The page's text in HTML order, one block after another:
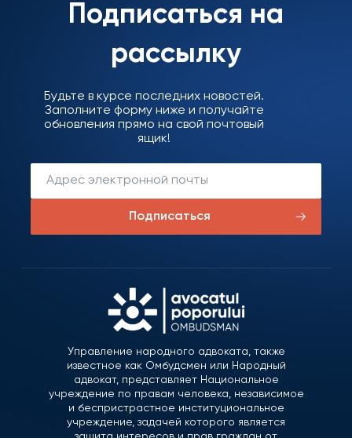
Подписаться на
рассылку
Будьте в курсе последних новостей.
Заполните форму ниже и получайте
обновления прямо на свой почтовый
ящик!
Подписаться
Управление народного адвоката, также
известное как Омбудсмен или Народный
адвокат, представляет Национальное
учреждение по правам человека, независимое
и беспристрастное институциональное
учреждение, задачей которого является